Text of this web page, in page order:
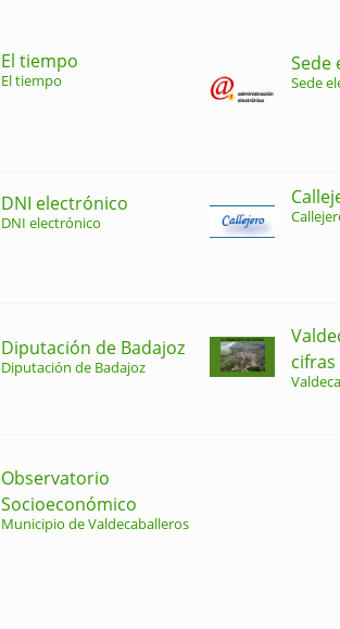
El tiempo
El tiempo
Sede
Sede
DNI electrónico
DNI electrónico
Diputación de Badajoz
Diputación de Badajoz
cifras
Observatorio
Socioeconómico
Municipio de Valdecaballeros